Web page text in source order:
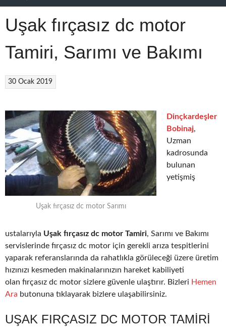
Uşak fırçasız dc motor
Tamiri, Sarımı ve Bakımı
30 Ocak 2019
Uşak fırçasız dc motor Sarımı
Dinçkardeşler
Bobinaj,
Uzman
kadrosunda
bulunan
yetişmiş
ustalarıyla Uşak fırçasız dc motor Tamiri, Sarımı ve Bakımı
servislerinde fırçasız dc motor için gerekli arıza tespitlerini
yaparak referanslarında da rahatlıkla görüleceği üzere üretim
hızınızı kesmeden makinalarınızın hareket kabiliyeti
olan fırçasız dc motor sizlere güvenle ulaştırır. Bizleri Hemen
Ara butonuna tıklayarak bizlere ulaşabilirsiniz.
UŞAK FIRÇASIZ DC MOTOR TAMIRI